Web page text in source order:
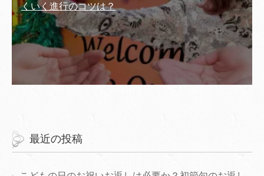
くいく進行のコツは？
最近の投稿